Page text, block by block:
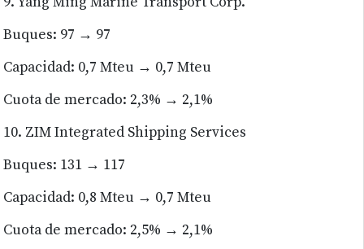
Buques: 97 → 97
Capacidad: 0,7 Mteu → 0,7 Mteu
Cuota de mercado: 2,3% → 2,1%
10. ZIM Integrated Shipping Services
Buques: 131 → 117
Capacidad: 0,8 Mteu → 0,7 Mteu
Cuota de mercado: 2,5% → 2,1%